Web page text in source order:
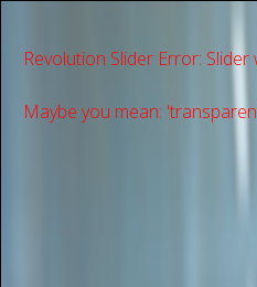
Revolution Slider Error: Slider
Maybe you mean: